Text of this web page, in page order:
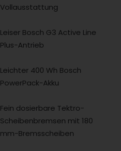
Vollausstattung
Leiser Bosch G3 Active Line
Plus-Antrieb
Leichter 400 Wh Bosch
PowerPack-Akku
Fein dosierbare Tektro-
Scheibenbremsen mit 180
mm-Bremsscheiben